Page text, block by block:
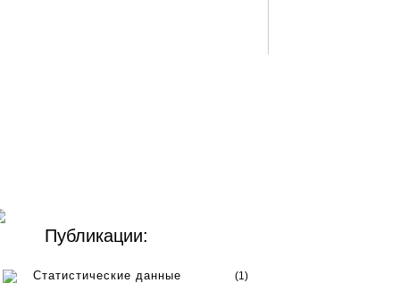
Публикации:
Статистические данные (1)